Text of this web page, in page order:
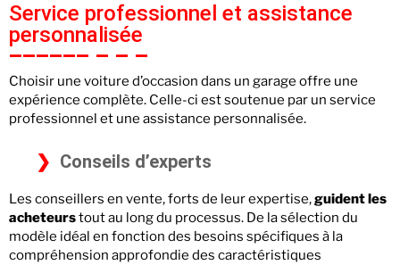
Service professionnel et assistance
personnalisée
Choisir une voiture d’occasion dans un garage offre une
expérience complète. Celle-ci est soutenue par un service
professionnel et une assistance personnalisée.
Conseils d’experts
Les conseillers en vente, forts de leur expertise,guident les
acheteurstout au long du processus. De la sélection du
modèle idéal en fonction des besoins spécifiques à la
compréhension approfondie des caractéristiques